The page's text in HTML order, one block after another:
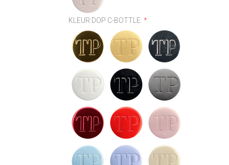
KLEUR DOP C-BOTTLE:*